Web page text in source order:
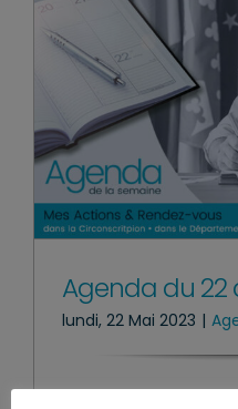
Agenda du 22
lundi, 22 Mai 2023 |